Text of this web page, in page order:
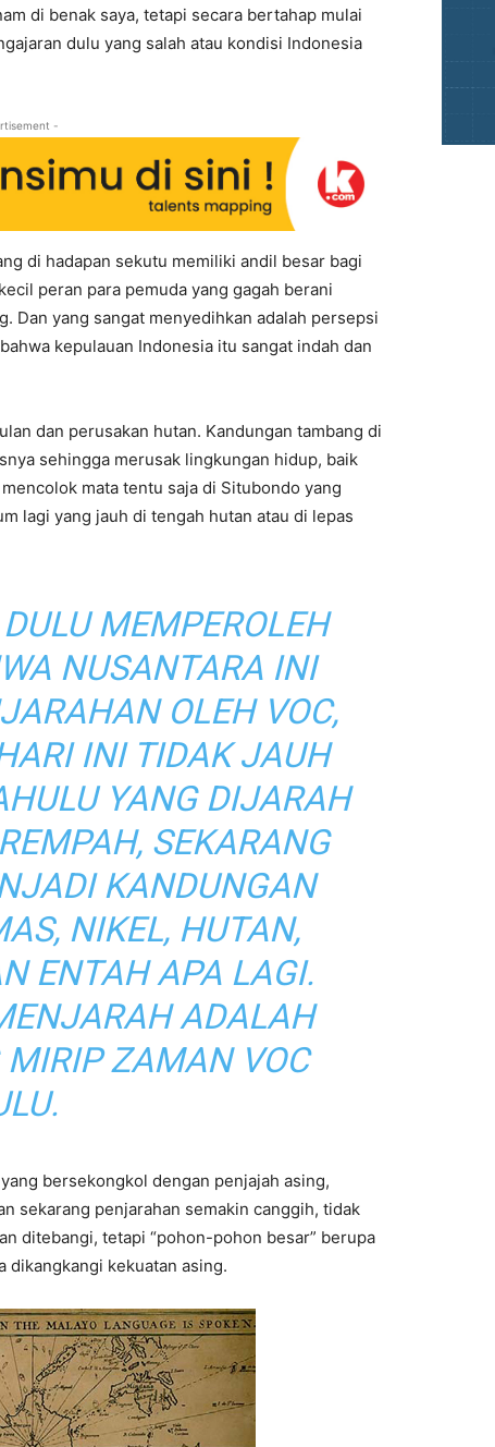
di benak saya, tetapi secara bertahap mulai
dulu yang salah atau kondisi Indonesia
-
di hadapan sekutu memiliki andil besar bagi
peran para pemuda yang gagah berani
Dan yang sangat menyedihkan adalah persepsi
kepulauan Indonesia itu sangat indah dan
dan perusakan hutan. Kandungan tambang di
sehingga merusak lingkungan hidup, baik
mata tentu saja di Situbondo yang
lagi yang jauh di tengah hutan atau di lepas
MEMPEROLEH
NUSANTARA INI
OLEH VOC,
INI TIDAK JAUH
YANG DIJARAH
SEKARANG
KANDUNGAN
NIKEL, HUTAN,
ENTAH APA LAGI.
ADALAH
ZAMAN VOC
bersekongkol dengan penjajah asing,
sekarang penjarahan semakin canggih, tidak
ditebangi, tetapi “pohon-pohon besar” berupa
dikangkangi kekuatan asing.